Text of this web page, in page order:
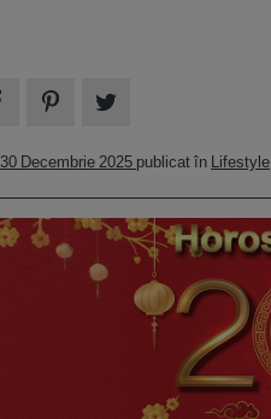
30 Decembrie 2025 publicat în Lifestyle